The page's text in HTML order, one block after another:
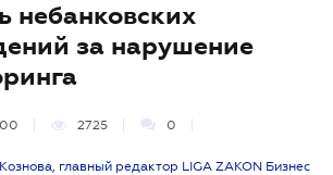
небанковских
за нарушение
2725 0
главный редактор LIGA ZAKON Бизнес